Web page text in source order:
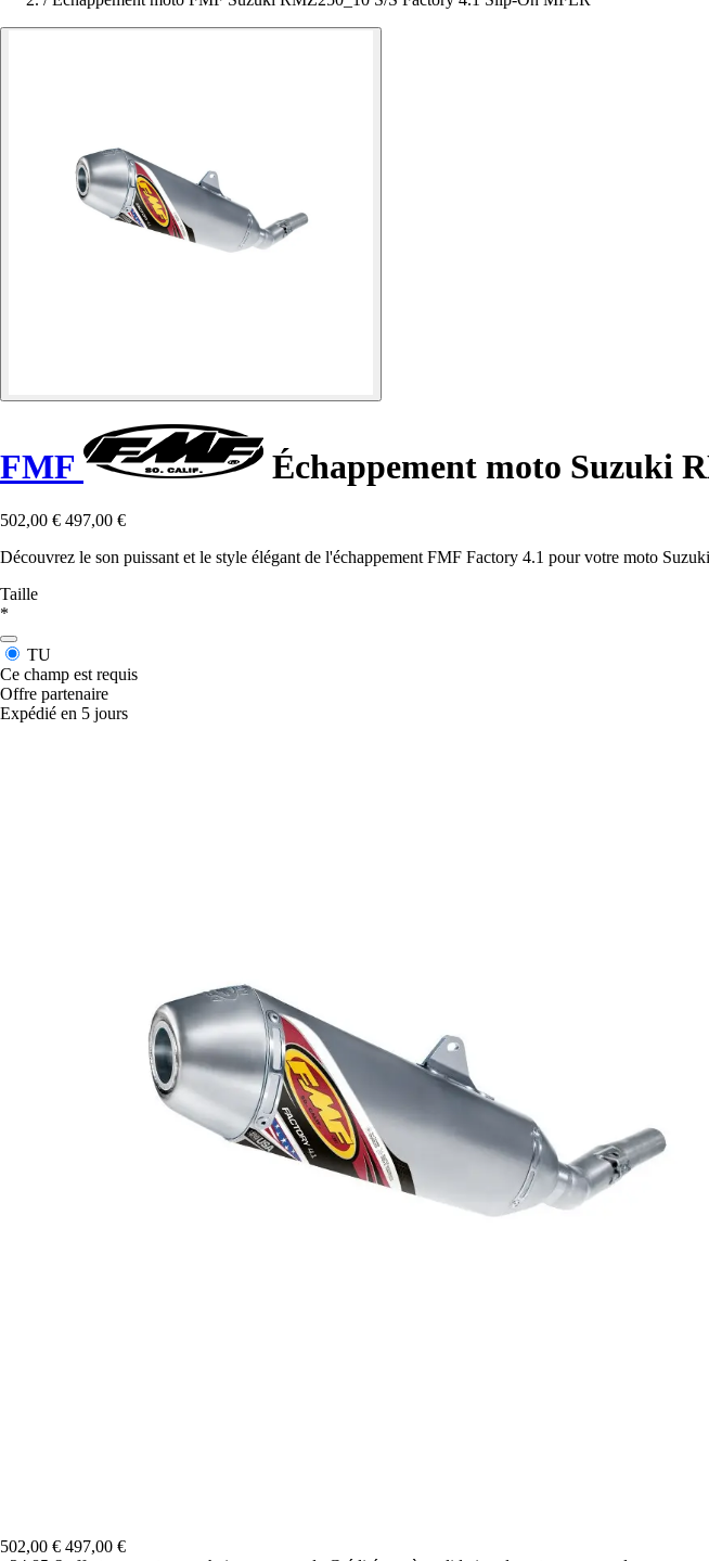
FMF Échappement moto Suzuki
502,00 € 497,00 €
Découvrez le son puissant et le style élégant de l'échappement FMF Factory 4.1 pour votre moto
Taille
*
TU
Ce champ est requis
Offre partenaire
Expédié en 5 jours
502,00 € 497,00 €